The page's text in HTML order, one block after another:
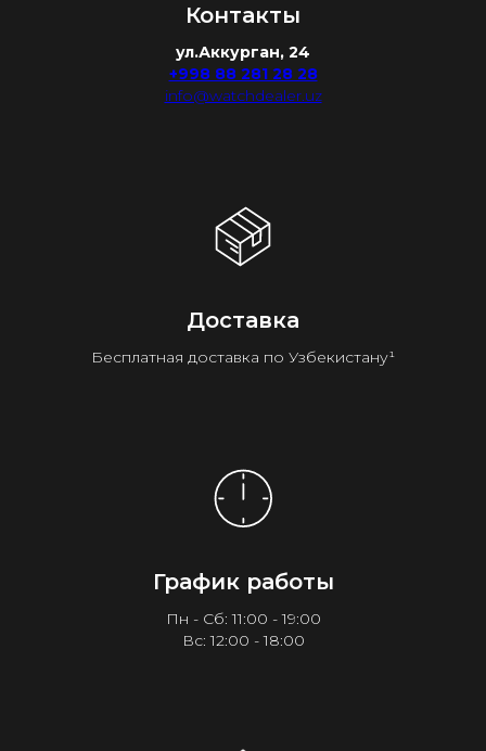
Контакты
ул.Аккурган, 24
+998 88 281 28 28
info@watchdealer.uz
Доставка
Бесплатная доставка по Узбекистану¹
График работы
Пн - Сб: 11:00 - 19:00
Вс: 12:00 - 18:00